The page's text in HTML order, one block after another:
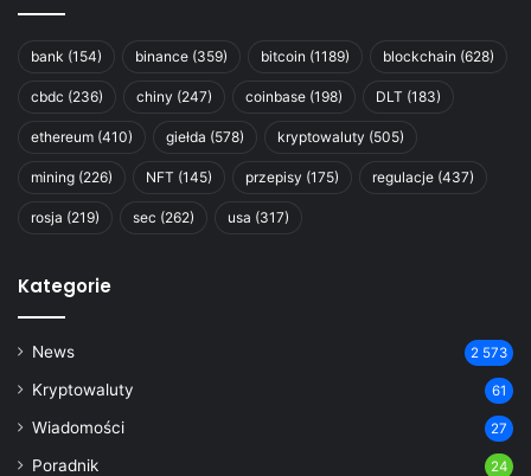
bank (154) binance (359) bitcoin (1189) blockchain (628)
cbdc (236) chiny (247) coinbase (198) DLT (183)
ethereum (410) giełda (578) kryptowaluty (505)
mining (226) NFT (145) przepisy (175) regulacje (437)
rosja (219) sec (262) usa (317)
Kategorie
News 2 573
Kryptowaluty 61
Wiadomości 27
Poradnik 24